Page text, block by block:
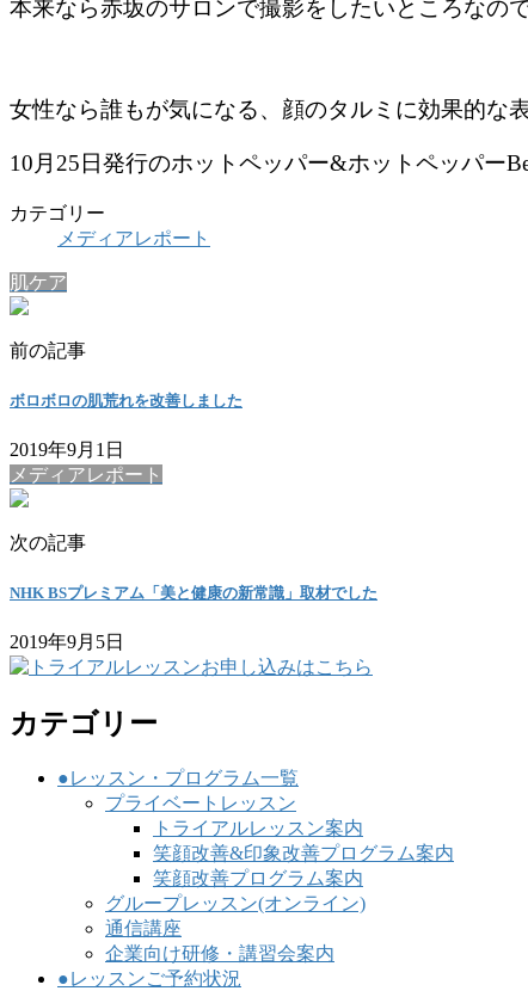
本来なら赤坂のサロンで撮影をしたいところなの
女性なら誰もが気になる、顔のタルミに効果的な
10月25日発行のホットペッパー&ホットペッパー
カテゴリー
メディアレポート
肌ケア
前の記事
ボロボロの肌荒れを改善しました
2019年9月1日
メディアレポート
次の記事
NHK BSプレミアム「美と健康の新常識」取材でした
2019年9月5日
カテゴリー
●レッスン・プログラム一覧
プライベートレッスン
トライアルレッスン案内
笑顔改善&印象改善プログラム案内
笑顔改善プログラム案内
グループレッスン(オンライン)
通信講座
企業向け研修・講習会案内
●レッスンご予約状況